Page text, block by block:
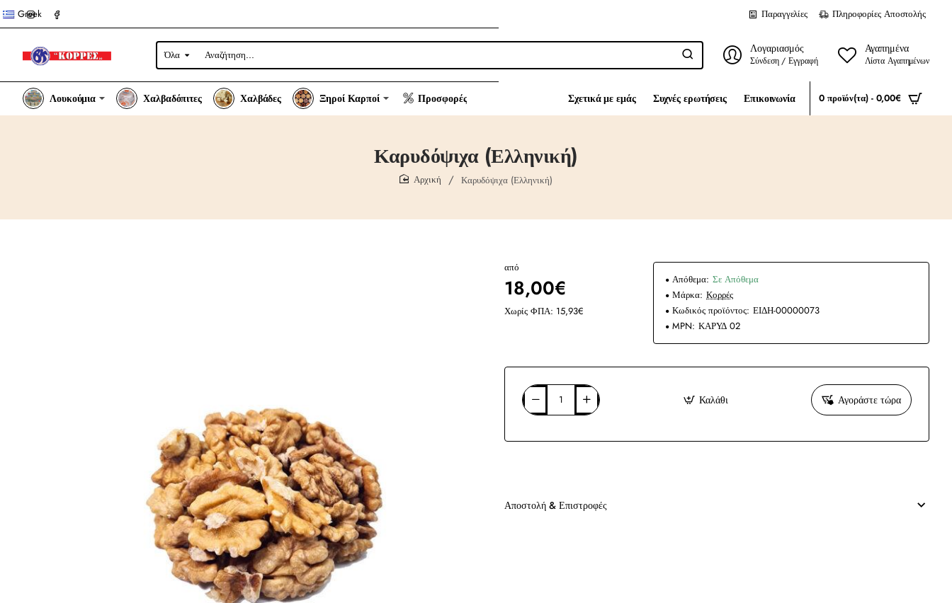
Greek Παραγγελίες Πληροφορίες Αποστολής
Όλα
Αναζήτηση...
Λογαριασμός
Σύνδεση / Εγγραφή
Αγαπημένα
Λίστα Αγαπημένων
Λουκούμια Χαλβαδόπιτες Χαλβάδες Ξηροί Καρποί Προσφορές Σχετικά με εμάς Συχνές ερωτήσεις Επικοινωνία 0 προϊόν(τα) - 0,00€
Καρυδόψιχα (Ελληνική)
Καρυδόψιχα (Ελληνική)
από
18,00€
Χωρίς ΦΠΑ: 15,93€
Απόθεμα: Σε Απόθεμα
Μάρκα: Κορρές
Κωδικός προϊόντος: ΕΙΔΗ-00000073
MPN: ΚΑΡΥΔ 02
Καλάθι Αγοράστε τώρα
Αποστολή & Επιστροφές